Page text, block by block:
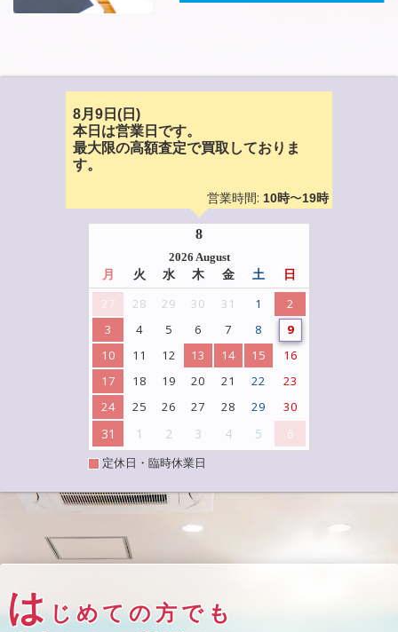
8月9日(日)
本日は営業日です。
最大限の高額査定で買取しておりま
す。
営業時間: 10時〜19時
8
2026 August
月
火 水 木 金 土 日
27 28 29 30 31 1
2
3
4 5 6 7 8
9
10
11 12 13 14 15
16
17
18 19 20 21 22
23
24
25 26 27 28 29 30
31 1 2 3 4 5 6
定休日・臨時休業日
はじめての方でも